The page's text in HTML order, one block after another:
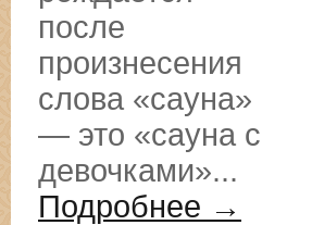
после
произнесения
слова «сауна»
— это «сауна с
девочками»...
Подробнее →